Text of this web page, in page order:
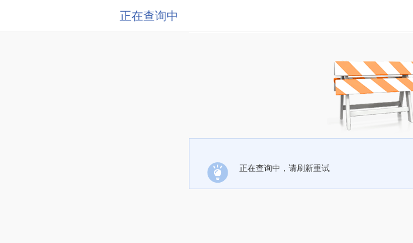
正在查询中
正在查询中，请刷新重试